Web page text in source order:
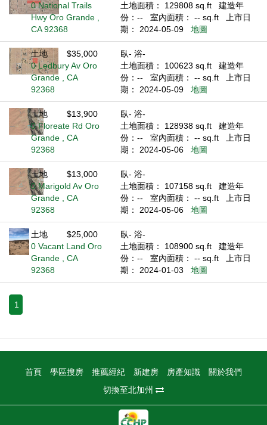
0 National Trails
Hwy Oro Grande ,
CA 92368
土地面積： 129808 sq.ft
建造年
份：--
室內面積： -- sq.ft
上市日
期： 2024-05-09
地圖
土地
$35,000
0 Ledbury Av Oro
Grande , CA
92368
臥- 浴-
土地面積： 100623 sq.ft
建造年
份：--
室內面積： -- sq.ft
上市日
期： 2024-05-09
地圖
土地
$13,900
0 Floreate Rd Oro
Grande , CA
92368
臥- 浴-
土地面積： 128938 sq.ft
建造年
份：--
室內面積： -- sq.ft
上市日
期： 2024-05-06
地圖
土地
$13,000
0 Marigold Av Oro
Grande , CA
92368
臥- 浴-
土地面積： 107158 sq.ft
建造年
份：--
室內面積： -- sq.ft
上市日
期： 2024-05-06
地圖
土地
$25,000
0 Vacant Land Oro
Grande , CA
92368
臥- 浴-
土地面積： 108900 sq.ft
建造年
份：--
室內面積： -- sq.ft
上市日
期： 2024-01-03
地圖
1
首頁 學區搜房 推薦經紀 新建房 房產知識
關於我們
切換至北加州